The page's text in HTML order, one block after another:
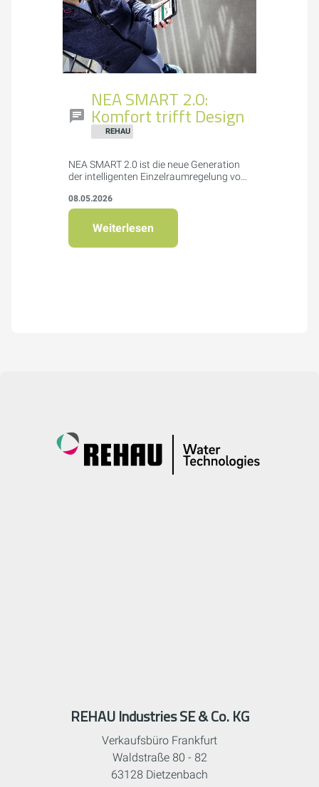
REHAU
NEA SMART 2.0:
Komfort trifft Design
NEA SMART 2.0 ist die neue Generation
der intelligenten Einzelraumregelung von
kühlungssysteme. Das System bietet
attraktives Design, einfache Montage
und Bedienung sowie smarte Funktionen
Energieeinsparung bis zu 20%.
08.05.2026
Weiterlesen
REHAU Industries SE & Co. KG
Verkaufsbüro Frankfurt
Waldstraße 80 - 82
63128 Dietzenbach